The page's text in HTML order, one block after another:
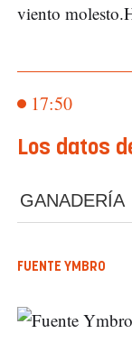
viento
17:50
Los datos
GANADERÍA
FUENTE YMBRO